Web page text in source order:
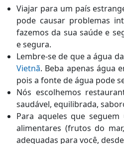
Viajar para um país
pode causar problemas
fazemos da sua saúde e
e segura.
Lembre-se de que a água
Vietnã. Beba apenas água
pois a fonte de água pode
Nós escolhemos
saudável, equilibrada,
Para aqueles que
alimentares (frutos do
adequadas para você,